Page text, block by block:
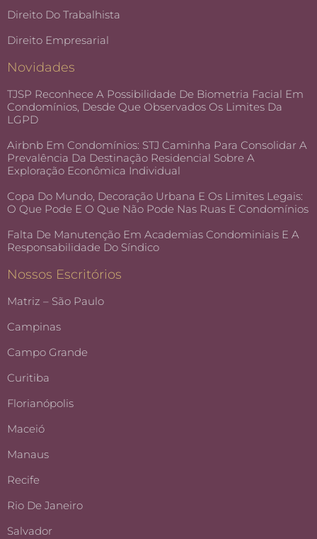
Direito Do Trabalhista
Direito Empresarial
Novidades
TJSP Reconhece A Possibilidade De Biometria Facial Em
Condomínios, Desde Que Observados Os Limites Da
LGPD
Airbnb Em Condomínios: STJ Caminha Para Consolidar A
Prevalência Da Destinação Residencial Sobre A
Exploração Econômica Individual
Copa Do Mundo, Decoração Urbana E Os Limites Legais:
O Que Pode E O Que Não Pode Nas Ruas E Condomínios
Falta De Manutenção Em Academias Condominiais E A
Responsabilidade Do Síndico
Nossos Escritórios
Matriz – São Paulo
Campinas
Campo Grande
Curitiba
Florianópolis
Maceió
Manaus
Recife
Rio De Janeiro
Salvador